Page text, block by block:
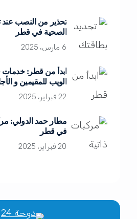
تحذير من النصب عند
الصحية في قطر
6 مارس، 2025
ابدأ من قطر:
الويب للمقيمين و
22 فبراير، 2025
مطار حمد الدولي:
في قطر
20 فبراير، 2025